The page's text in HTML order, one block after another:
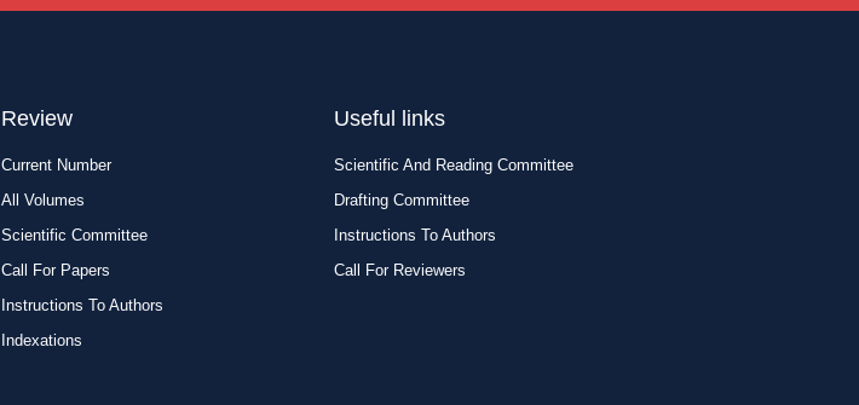
Review
Current Number
All Volumes
Scientific Committee
Call For Papers
Instructions To Authors
Indexations
Useful links
Scientific And Reading Committee
Drafting Committee
Instructions To Authors
Call For Reviewers